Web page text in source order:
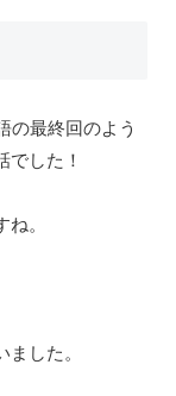
の最終回のよう
でした！
。
した。